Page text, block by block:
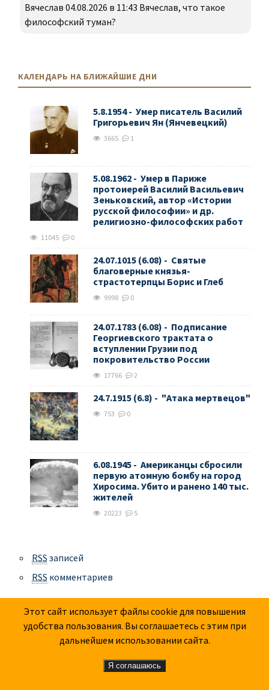
Вячеслав 04.08.2026 в 11:43 Вячеслав, что такое
философский туман?
КАЛЕНДАРЬ НА БЛИЖАЙШИЕ ДНИ
5.8.1954 - Умер писатель Василий
Григорьевич Ян (Янчевецкий)
3665 1
5.08.1962 - Умер в Париже
протоиерей Василий Васильевич
Зеньковский, автор «Истории
русской философии» и др.
религиозно-философских работ
11045 0
24.07.1015 (6.08) - Святые
благоверные князья-
страстотерпцы Борис и Глеб
9998 0
24.07.1783 (6.08) - Подписание
Георгиевского трактата о
вступлении Грузии под
покровительство России
17766 2
24.7.1915 (6.8) - "Атака мертвецов"
753 0
6.08.1945 - Американцы сбросили
первую атомную бомбу на город
Хиросима. Убито и ранено 140 тыс.
жителей
20223 5
RSS записей
RSS комментариев
Этот сайт использует файлы cookie для повышения
удобства пользования. Вы соглашаетесь с этим при
дальнейшем использовании сайта.
Я соглашаюсь